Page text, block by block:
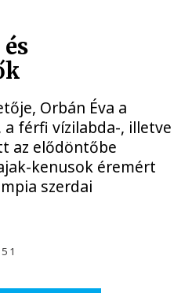
Orbán Éva a
a férfi vízilabda-, illetve
az elődöntőbe
kenusok éremért
szerdai